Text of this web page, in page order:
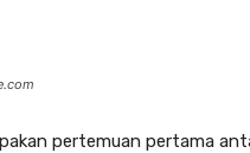
pertemuan pertama